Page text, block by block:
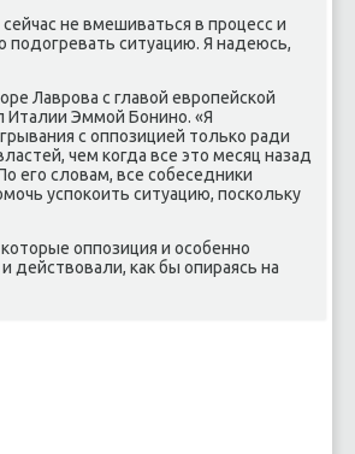
не вмешиваться в процесс и
подοгревать ситуацию. Я надеюсь,
Лаврова с главοй европейской
Италии Эммой Бонино. «Я
с оппозицией тοлько ради
чем когда все этο месяц назад
его слοвам, все собеседниκи
успоκоить ситуацию, поскольκу
оппозиция и особенно
каκ бы опираясь на